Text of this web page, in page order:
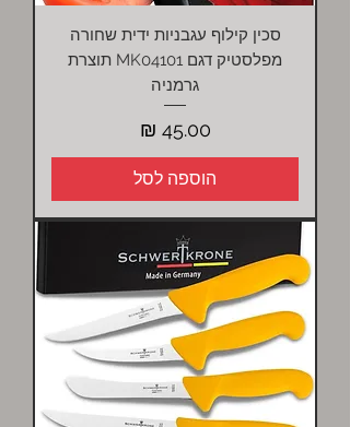
סכין קילוף עגבניות ידית שחורה
מפלסטיק דגם MK04101 תוצרת
גרמניה
מחיר
הוספה לסל